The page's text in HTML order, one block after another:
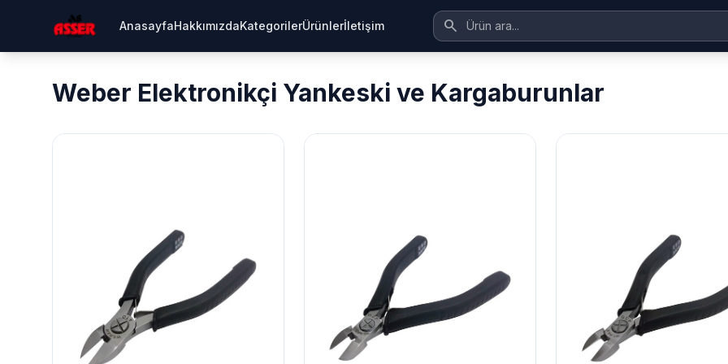
AnasayfaHakkımızdaKategorilerÜrünlerİletişim search
Weber Elektronikçi Yankeski ve Kargaburunlar